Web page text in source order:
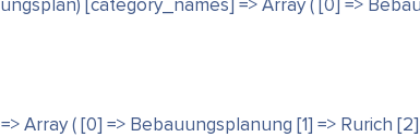
SOZIALES
[category_names] => Array ( [0] =>
( [0] => Bebauungsplanung [1] => Rurich